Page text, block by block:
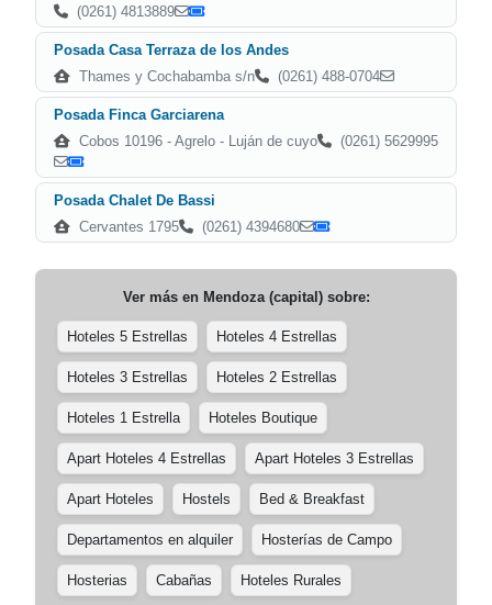
(0261) 4813889
Posada Casa Terraza de los Andes
Thames y Cochabamba s/n
(0261) 488-0704
Posada Finca Garciarena
Cobos 10196 - Agrelo - Luján de cuyo
(0261) 5629995
Posada Chalet De Bassi
Cervantes 1795
(0261) 4394680
Ver más en Mendoza (capital)sobre:
Hoteles 5 Estrellas Hoteles 4 Estrellas
Hoteles 3 Estrellas Hoteles 2 Estrellas
Hoteles 1 Estrella Hoteles Boutique
Apart Hoteles 4 Estrellas Apart Hoteles 3 Estrellas
Apart Hoteles Hostels Bed & Breakfast
Departamentos en alquiler Hosterías de Campo
Hosterias Cabañas Hoteles Rurales